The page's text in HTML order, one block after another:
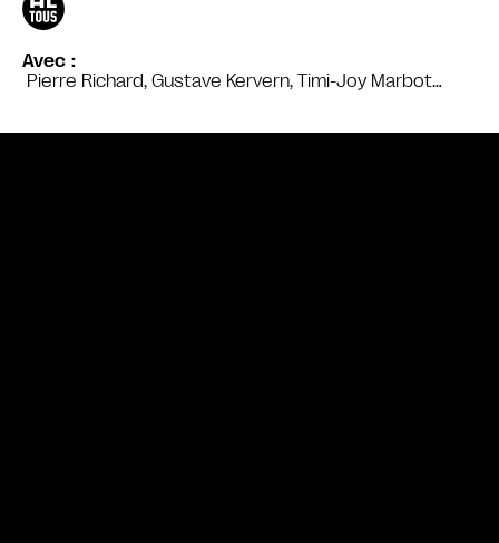
Avec
Pierre Richard, Gustave Kervern, Timi-Joy Marbot…